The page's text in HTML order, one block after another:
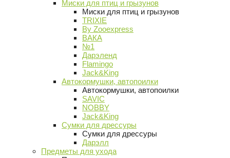
Миски для птиц и грызунов
Миски для птиц и грызунов
TRIXIE
By Zooexpress
ВАКА
№1
Дарэленд
Flamingo
Jack&King
Автокормушки, автопоилки
Автокормушки, автопоилки
SAVIC
NOBBY
Jack&King
Сумки для дрессуры
Сумки для дрессуры
Дарэлл
Предметы для ухода